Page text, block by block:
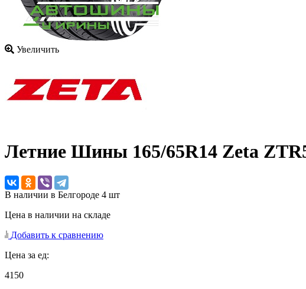
Увеличить
Летние Шины 165/65R14 Zeta
В наличии в Белгороде 4 шт
Цена в наличии на складе
Добавить к сравнению
Цена за ед:
4150